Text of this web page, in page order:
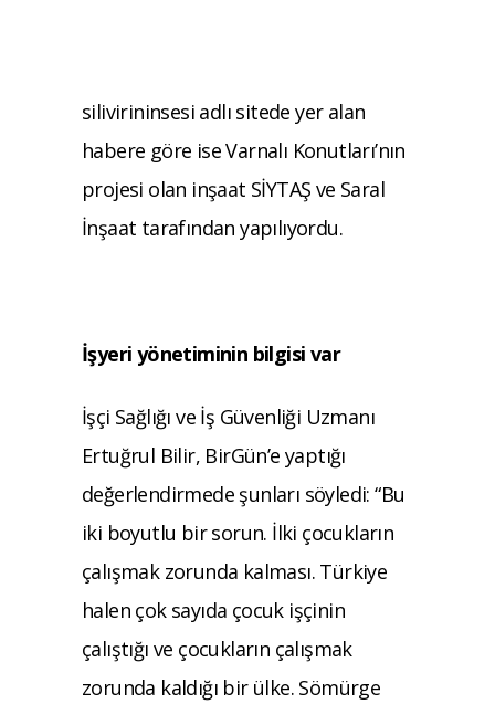
silivirininsesi adlı sitede yer alan
habere göre ise Varnalı Konutları’nın
projesi olan inşaat SİYTAŞ ve Saral
İnşaat tarafından yapılıyordu.
İşyeri yönetiminin bilgisi var
İşçi Sağlığı ve İş Güvenliği Uzmanı
Ertuğrul Bilir, BirGün’e yaptığı
değerlendirmede şunları söyledi: “Bu
iki boyutlu bir sorun. İlki çocukların
çalışmak zorunda kalması. Türkiye
halen çok sayıda çocuk işçinin
çalıştığı ve çocukların çalışmak
zorunda kaldığı bir ülke. Sömürge